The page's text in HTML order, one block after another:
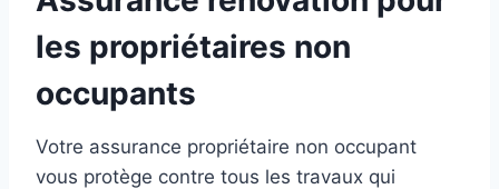
les propriétaires non
occupants
Votre assurance propriétaire non occupant
vous protège contre tous les travaux qui